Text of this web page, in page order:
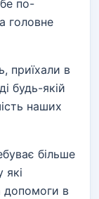
по-
головне
приїхали в
будь-якій
наших
більше
які
допомоги в